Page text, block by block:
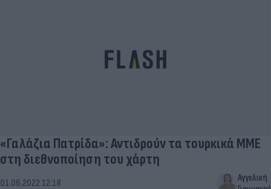
«Γαλάζια Πατρίδα»: Αντιδρούν τα τουρκικά ΜΜΕ
στη διεθνοποίηση του χάρτη
01.06.2022 12:18
Αγγελική